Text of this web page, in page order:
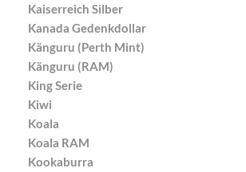
Kaiserreich Silber
Kanada Gedenkdollar
Känguru (Perth Mint)
Känguru (RAM)
King Serie
Kiwi
Koala
Koala RAM
Kookaburra